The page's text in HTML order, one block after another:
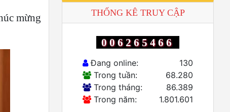
mừng
THỐNG KÊ TRUY CẬP
006265466
Đang online:
130
Trong tuần:
68.280
Trong tháng:
86.389
Trong năm:
1.801.601